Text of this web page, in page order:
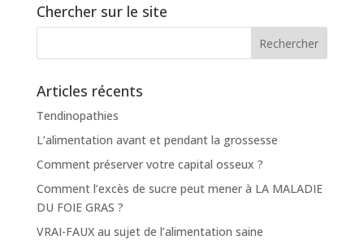
Chercher sur le site
Articles récents
Tendinopathies
L’alimentation avant et pendant la grossesse
Comment préserver votre capital osseux ?
Comment l’excès de sucre peut mener à LA MALADIE
DU FOIE GRAS ?
VRAI-FAUX au sujet de l’alimentation saine